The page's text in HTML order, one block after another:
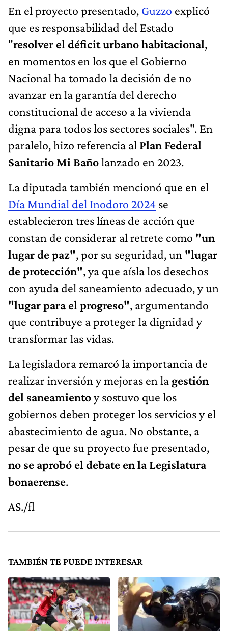
En el proyecto presentado, Guzzo explicó
que es responsabilidad del Estado
"resolver el déficit urbano habitacional,
en momentos en los que el Gobierno
Nacional ha tomado la decisión de no
avanzar en la garantía del derecho
constitucional de acceso a la vivienda
digna para todos los sectores sociales". En
paralelo, hizo referencia al Plan Federal
Sanitario Mi Bañolanzado en 2023.
La diputada también mencionó que en el
Día Mundial del Inodoro 2024 se
establecieron tres líneas de acción que
constan de considerar al retrete como "un
lugar de paz", por su seguridad, un "lugar
de protección", ya que aísla los desechos
con ayuda del saneamiento adecuado, y un
"lugar para el progreso", argumentando
que contribuye a proteger la dignidad y
transformar las vidas.
La legisladora remarcó la importancia de
realizar inversión y mejoras en la gestión
del saneamientoy sostuvo que los
gobiernos deben proteger los servicios y el
abastecimiento de agua. No obstante, a
pesar de que su proyecto fue presentado,
no se aprobó el debate en la Legislatura
bonaerense.
AS./fl
TAMBIÉN TE PUEDE INTERESAR